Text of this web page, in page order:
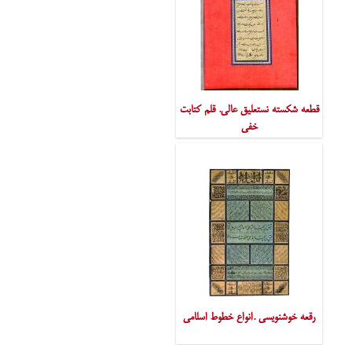
قطعه شکسته نستعلیق عالی. قلم کتابت
خفی
رقعه خوشنویسی .انواع خطوط اسلامی